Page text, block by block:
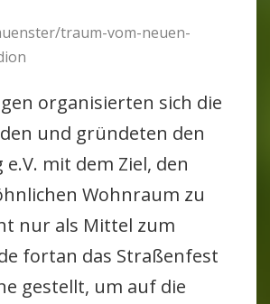
traum-vom-neuen-
orga­ni­sierten sich die
und grün­deten den
mit dem Ziel, den
Wohn­raum zu
nur als Mittel zum
fortan das Stra­ßen­fest
gestellt, um auf die